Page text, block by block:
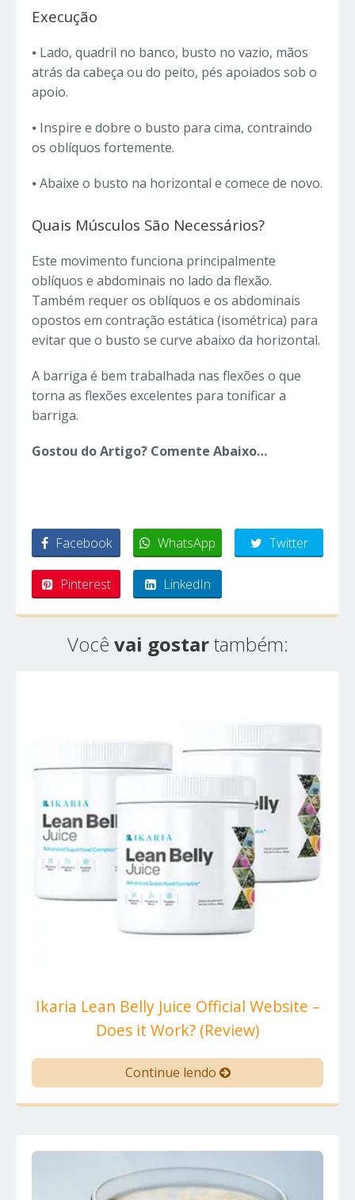
Execução
⦁ Lado, quadril no banco, busto no vazio, mãos
atrás da cabeça ou do peito, pés apoiados sob o
apoio.
⦁ Inspire e dobre o busto para cima, contraindo
os oblíquos fortemente.
⦁Abaixe o busto na horizontal e comece de novo.
Quais Músculos São Necessários?
Este movimento funciona principalmente
oblíquos e abdominais no lado da flexão.
Também requer os oblíquos e os abdominais
opostos em contração estática (isométrica) para
evitar que o busto se curve abaixo da horizontal.
A barriga é bem trabalhada nas flexões o que
torna as flexões excelentes para tonificar a
barriga.
Gostou do Artigo? Comente Abaixo…
Facebook WhatsApp Twitter
Pinterest LinkedIn
Você vai gostartambém:
Ikaria Lean Belly Juice Official Website –
Does it Work? (Review)
Continue lendo